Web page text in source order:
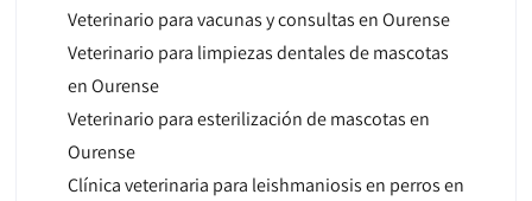
Veterinario para vacunas y consultas en Ourense
Veterinario para limpiezas dentales de mascotas
en Ourense
Veterinario para esterilización de mascotas en
Ourense
Clínica veterinaria para leishmaniosis en perros en